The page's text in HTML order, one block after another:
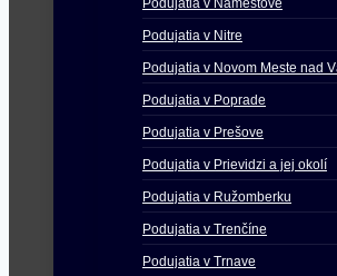
Podujatia v Námestove
Podujatia v Nitre
Podujatia v Novom Meste nad
Podujatia v Poprade
Podujatia v Prešove
Podujatia v Prievidzi a jej okolí
Podujatia v Ružomberku
Podujatia v Trenčíne
Podujatia v Trnave